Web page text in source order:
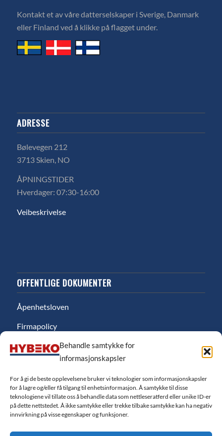
Behandle samtykke for
informasjonskapsler
For å gi de beste opplevelsene bruker vi teknologier som informasjonskapsler
for å lagre og/eller få tilgang til enhetsinformasjon. Å samtykke til disse
teknologiene vil tillate oss å behandle data som nettleseratferd eller unike ID-er
på dette nettstedet. Å ikke samtykke eller trekke tilbake samtykke kan ha negativ
innvirkning på visse egenskaper og funksjoner.
Kontakt et av våre datterselskaper i Sverige, Danmark
eller Finland ved å klikke på flagget under.
ADRESSE
Bølevegen 212
3713 Skien, NO
ÅPNINGSTIDER
Hverdager: 07:30-16:00
Veibeskrivelse
OFFENTLIGE DOKUMENTER
Åpenhetsloven
Firmapolicy
Miljø
Likestillingsredgjørelse
Personvernerklæring
Salgsbetingelser